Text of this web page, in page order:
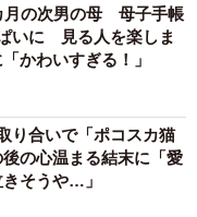
離は平均で約4万km
行距離課税が課され
ストは商品価格にも
騰につながるおそれ
る
月の次男の母 母子手帳
いに 見る人を楽しま
かわいすぎる！」
り合いで「ポコスカ猫
の心温まる結末に「愛
そうや…」